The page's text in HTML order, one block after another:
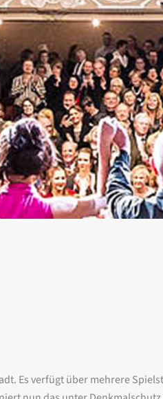
Es verfügt über mehrere